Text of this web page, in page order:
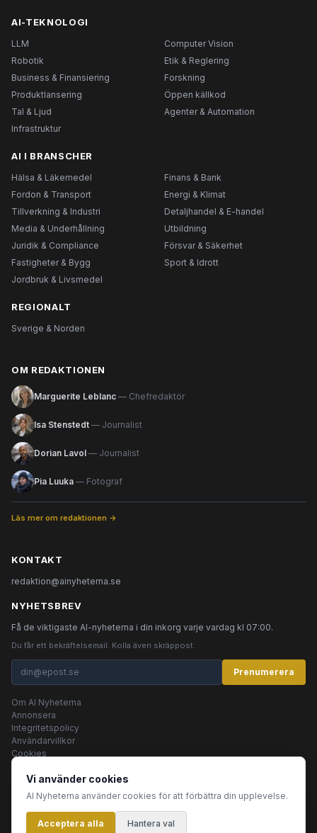
AI-TEKNOLOGI
LLM
Computer Vision
Robotik
Etik & Reglering
Business & Finansiering
Forskning
Produktlansering
Öppen källkod
Tal & Ljud
Agenter & Automation
Infrastruktur
AI I BRANSCHER
Hälsa & Läkemedel
Finans & Bank
Fordon & Transport
Energi & Klimat
Tillverkning & Industri
Detaljhandel & E-handel
Media & Underhållning
Utbildning
Juridik & Compliance
Försvar & Säkerhet
Fastigheter & Bygg
Sport & Idrott
Jordbruk & Livsmedel
REGIONALT
Sverige & Norden
OM REDAKTIONEN
Marguerite Leblanc — Chefredaktör
Isa Stenstedt — Journalist
Dorian Lavol — Journalist
Pia Luuka — Fotograf
Läs mer om redaktionen →
KONTAKT
redaktion@ainyheterna.se
NYHETSBREV
Få de viktigaste AI-nyheterna i din inkorg varje vardag kl 07:00.
Du får ett bekräftelsemail. Kolla även skräppost.
Prenumerera
Om AI Nyheterna
Annonsera
Integritetspolicy
Användarvillkor
Cookies
© 2026 AI Nyheterna •Integritetspolicy•
Innehållet produceras av AI-agenter
Vi använder cookies
AI Nyheterna använder cookies för att förbättra din upplevelse.
Acceptera alla Hantera val